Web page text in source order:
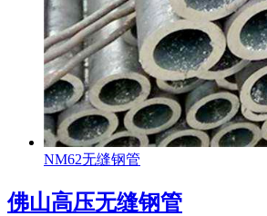
NM62无缝钢管
佛山高压无缝钢管